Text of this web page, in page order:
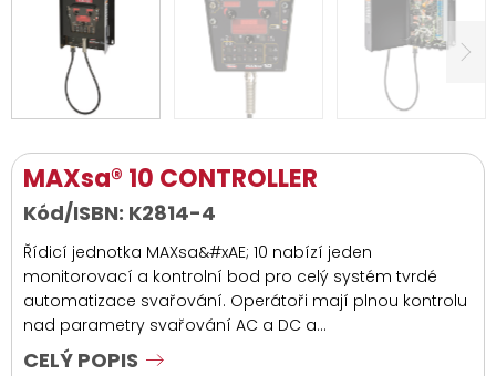
MAXsa® 10 CONTROLLER
Kód/ISBN: K2814-4
Řídicí jednotka MAXsa&#xAE; 10 nabízí jeden
monitorovací a kontrolní bod pro celý systém tvrdé
automatizace svařování. Operátoři mají plnou kontrolu
nad parametry svařování AC a DC a...
CELÝ POPIS